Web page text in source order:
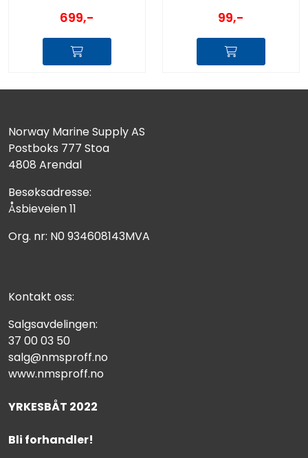
699,- 99,-
Norway Marine Supply AS
Postboks 777 Stoa
4808 Arendal
Besøksadresse:
Åsbieveien 11
Org. nr: N0 934608143MVA
Kontakt oss:
Salgsavdelingen:
37 00 03 50
salg@nmsproff.no
www.nmsproff.no
YRKESBÅT 2022
Bli forhandler!